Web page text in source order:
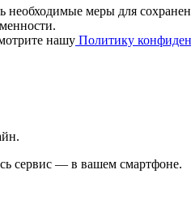
меры для
нашу Политику
сервис — в вашем смартфоне.